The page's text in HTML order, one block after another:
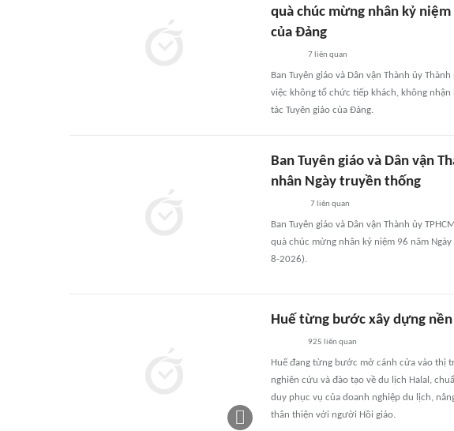
quà chúc mừng nhân kỷ
của Đảng
7 liên quan
Ban Tuyên giáo và Dân vận Thành ủy
việc không tổ chức tiếp khách, không
tác Tuyên giáo của Đảng.
Ban Tuyên giáo và Dân vận
nhân Ngày truyền thống
7 liên quan
Ban Tuyên giáo và Dân vận Thành ủy
quà chúc mừng nhân kỷ niệm 96 năm
8-2026).
Huế từng bước xây dựng
925 liên quan
Huế đang từng bước mở cánh cửa vào thị
nghiên cứu và đào tạo về du lịch Halal,
duy phục vụ của doanh nghiệp du lịch,
thân thiện với người Hồi giáo.